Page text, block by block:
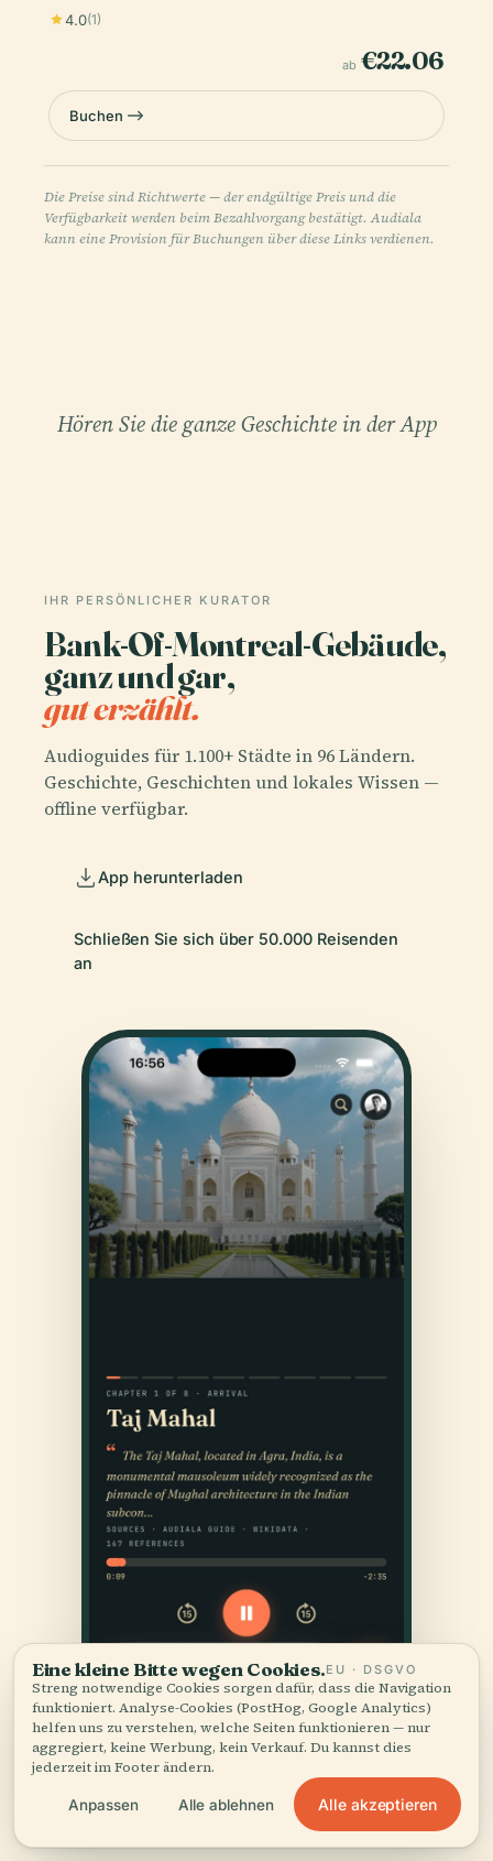
4.0(1)
ab €22.06
Buchen
Die Preise sind Richtwerte — der endgültige Preis und die
Verfügbarkeit werden beim Bezahlvorgang bestätigt. Audiala
kann eine Provision für Buchungen über diese Links verdienen.
Hören Sie die ganze Geschichte in der App
IHR PERSÖNLICHER KURATOR
Bank-Of-Montreal-Gebäude,
ganz und gar,
gut erzählt.
Audioguides für 1.100+ Städte in 96 Ländern.
Geschichte, Geschichten und lokales Wissen —
offline verfügbar.
App herunterladen
Schließen Sie sich über 50.000 Reisenden
an
Eine kleine Bitte wegen Cookies.EU · DSGVO
Streng notwendige Cookies sorgen dafür, dass die Navigation
funktioniert. Analyse-Cookies (PostHog, Google Analytics)
helfen uns zu verstehen, welche Seiten funktionieren — nur
aggregiert, keine Werbung, kein Verkauf. Du kannst dies
jederzeit im Footer ändern.
Anpassen Alle ablehnen Alle akzeptieren